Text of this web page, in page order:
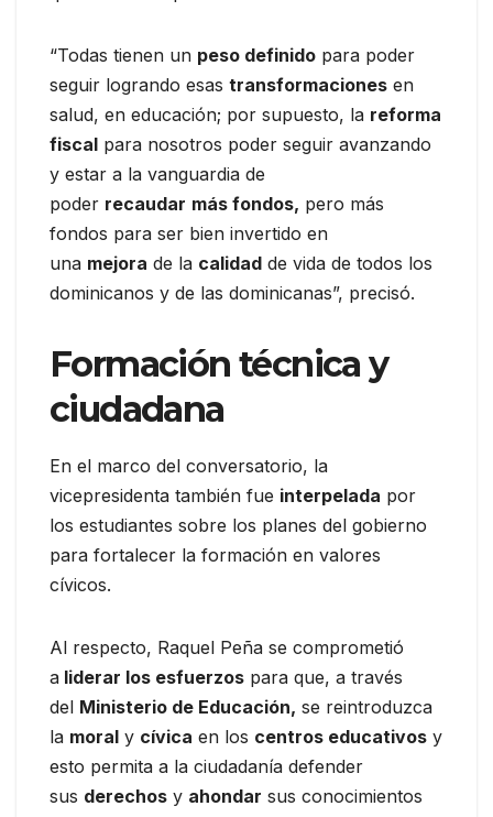
“Todas tienen un peso definido para poder
seguir logrando esas transformaciones en
salud, en educación; por supuesto, la reforma
fiscal para nosotros poder seguir avanzando
y estar a la vanguardia de
poder recaudar más fondos, pero más
fondos para ser bien invertido en
una mejora de la calidad de vida de todos los
dominicanos y de las dominicanas”, precisó.
Formación técnica y
ciudadana
En el marco del conversatorio, la
vicepresidenta también fue interpelada por
los estudiantes sobre los planes del gobierno
para fortalecer la formación en valores
cívicos.
Al respecto, Raquel Peña se comprometió
a liderar los esfuerzos para que, a través
del Ministerio de Educación, se reintroduzca
la moral y cívica en los centros educativos y
esto permita a la ciudadanía defender
sus derechos y ahondar sus conocimientos